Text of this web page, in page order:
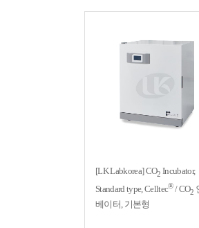
[LK Labkorea] CO2 Incubator,
Standard type, Celltec®/ CO2
베이터, 기본형